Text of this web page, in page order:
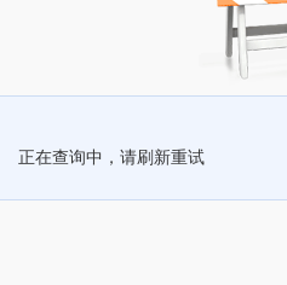
正在查询中，请刷新重试